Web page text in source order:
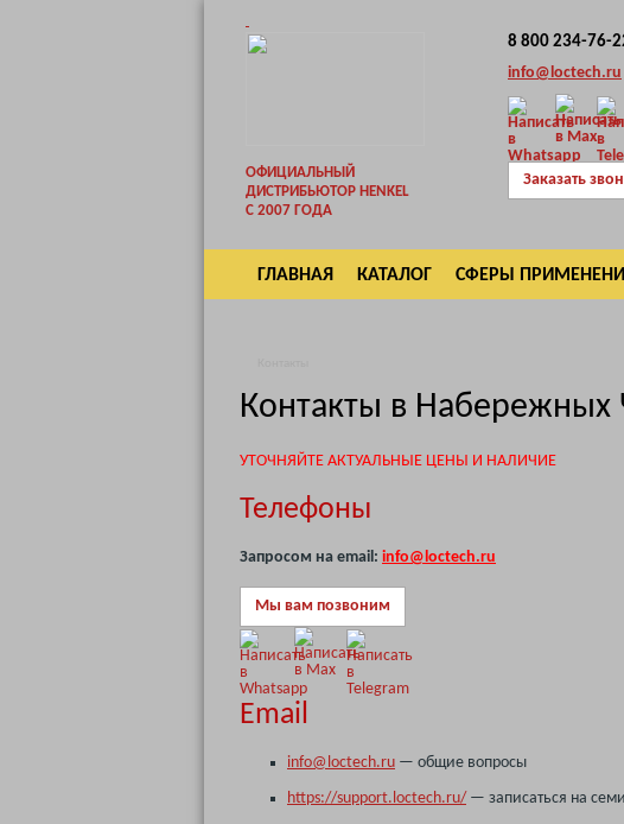
ОФИЦИАЛЬНЫЙ
ДИСТРИБЬЮТОР HENKEL
С 2007 ГОДА
8 800 234-76-
info@loctech.ru
Заказать
ГЛАВНАЯ КАТАЛОГ СФЕРЫ
Контакты в Набережных
УТОЧНЯЙТЕ АКТУАЛЬНЫЕ ЦЕНЫ И НАЛИЧИЕ
Телефоны
Запросом на email: info@loctech.ru
Мы вам позвоним
Email
info@loctech.ru — общие вопросы
https://support.loctech.ru/ — записаться на